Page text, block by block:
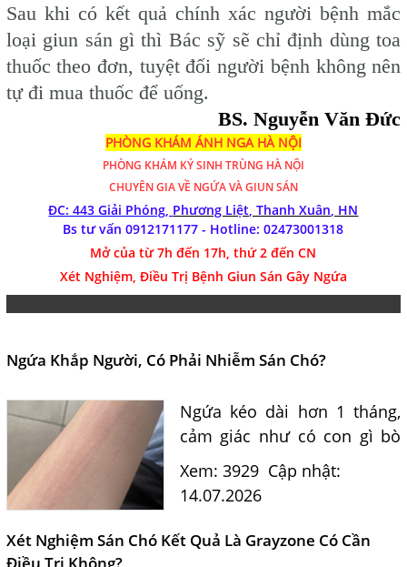
Sau khi có kết quả chính xác người bệnh mắc
loại giun sán gì thì Bác sỹ sẽ chỉ định dùng toa
thuốc theo đơn, tuyệt đối người bệnh không nên
tự đi mua thuốc để uống.
BS. Nguyễn Văn Đức
PHÒNG KHÁM ÁNH NGA HÀ NỘI
PHÒNG KHÁM KÝ SINH TRÙNG HÀ NỘI
CHUYÊN GIA VỀ NGỨA VÀ GIUN SÁN
ĐC: 443 Giải Phóng, Phương Liệt, Thanh Xuân, HN
Bs tư vấn 0912171177 - Hotline:02473001318
Mở của từ 7h đến 17h, thứ 2 đến CN
Xét Nghiệm, Điều Trị Bệnh Giun Sán Gây Ngứa
Ngứa Khắp Người, Có Phải Nhiễm Sán Chó?
Ngứa kéo dài hơn 1 tháng,
cảm giác như có con gì bò
dưới da, gãi nổi vệt có phải
do ấu trùng sán chó
Văn Đức tư vấn nguyên
Xem: 3929 Cập nhật:
14.07.2026
Xét Nghiệm Sán Chó Kết Quả Là Grayzone Có Cần